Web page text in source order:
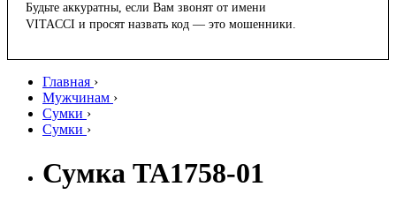
Будьте аккуратны, если Вам звонят от имени
VITACCI и просят назвать код — это мошенники.
Главная ›
Мужчинам ›
Сумки ›
Сумки ›
Сумка TA1758-01